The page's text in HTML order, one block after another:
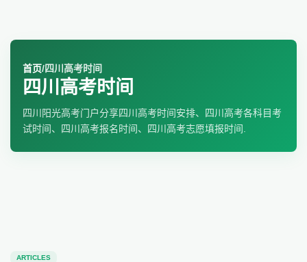
首页/四川高考时间
四川高考时间
四川阳光高考门户分享四川高考时间安排、四川高考各科目考
试时间、四川高考报名时间、四川高考志愿填报时间.
ARTICLES